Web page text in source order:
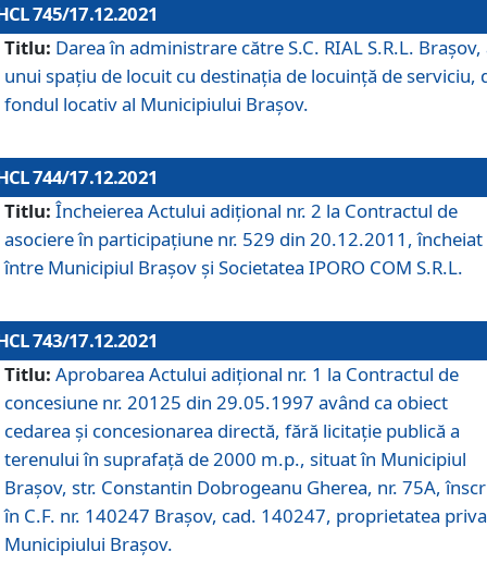
745/17.12.2021
Titlu: Darea în administrare către S.C. RIAL S.R.L. Brașov,
unui spațiu de locuit cu destinația de locuință de serviciu,
fondul locativ al Municipiului Brașov.
744/17.12.2021
Titlu: Încheierea Actului adițional nr. 2 la Contractul de
asociere în participațiune nr. 529 din 20.12.2011, încheiat
între Municipiul Brașov și Societatea IPORO COM S.R.L.
743/17.12.2021
Titlu: Aprobarea Actului adiţional nr. 1 la Contractul de
concesiune nr. 20125 din 29.05.1997 având ca obiect
cedarea și concesionarea directă, fără licitație publică a
terenului în suprafață de 2000 m.p., situat în Municipiul
Brașov, str. Constantin Dobrogeanu Gherea, nr. 75A,
în C.F. nr. 140247 Brașov, cad. 140247, proprietatea
Municipiului Brașov.